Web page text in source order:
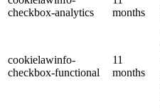
checkbox-analytics
months
cookielawinfo-
checkbox-functional
11
months